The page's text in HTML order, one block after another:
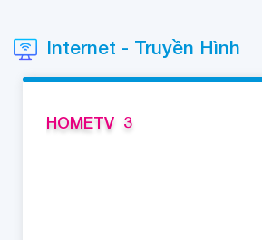
Internet - Truyền Hình
HOMETV  3